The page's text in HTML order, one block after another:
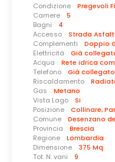
Condizione
Pregevoli
Camere
5
Bagni
4
Accesso
Strada
Complementi
Doppio
Elettricità
Già
Acqua
Rete idrica
Telefono
Già collegato
Riscaldamento
Gas
Metano
Vista Lago
Si
Posizione
Collinare,
Comune
Desenzano
Provincia
Brescia
Regione
Lombardia
Dimensione
375 Mq
Tot. N. vani
9